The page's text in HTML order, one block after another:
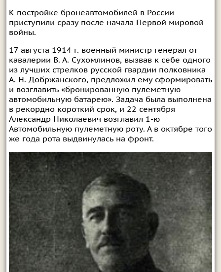
К постройке бронеавтомобилей в России
приступили сразу после начала Первой мировой
войны.
17 августа 1914 г. военный министр генерал от
кавалерии В. А. Сухомлинов, вызвав к себе одного
из лучших стрелков русской гвардии полковника
А. Н. Добржанского, предложил ему сформировать
и возглавить «бронированную пулеметную
автомобильную батарею». Задача была выполнена
в рекордно короткий срок, и 22 сентября
Александр Николаевич возглавил 1-ю
Автомобильную пулеметную роту. А в октябре того
же года рота выдвинулась на фронт.